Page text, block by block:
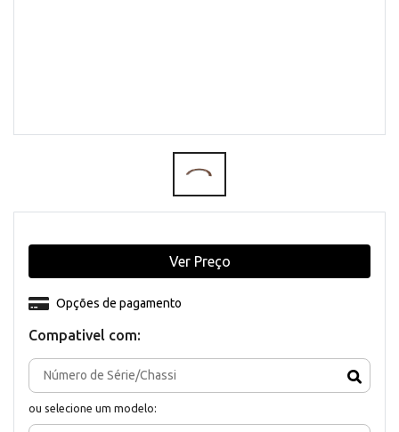
Compativel com:
ou selecione um modelo:
Opções de pagamento
Ver Preço